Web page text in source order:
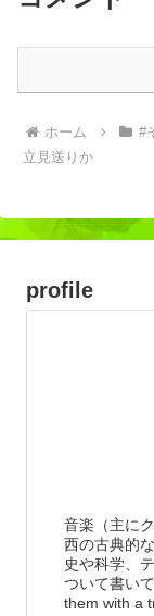
ホーム #
立見送りか
profile
音楽（主に
西の古典的
史や科学、
ついて書い
them with a